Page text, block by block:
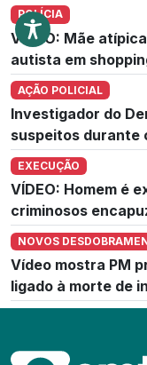
POLÍCIA
VÍDEO: Mãe
autista em
AÇÃO POLICIAL
Investigador do
suspeitos durante
EXECUÇÃO
VÍDEO: Homem é
criminosos
NOVOS
Vídeo mostra PM
ligado à morte de